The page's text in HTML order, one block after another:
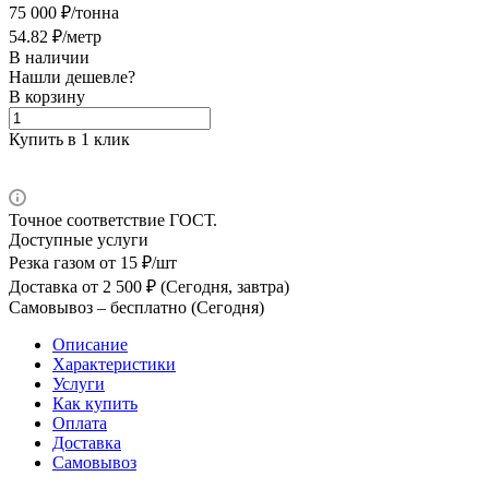
75 000 ₽/тонна
54.82 ₽/метр
В наличии
Нашли дешевле?
В корзину
Купить в 1 клик
Точное соответствие ГОСТ.
Доступные услуги
Резка газом от 15 ₽/шт
Доставка от 2 500 ₽ (Сегодня, завтра)
Самовывоз – бесплатно (Сегодня)
Описание
Характеристики
Услуги
Как купить
Оплата
Доставка
Самовывоз